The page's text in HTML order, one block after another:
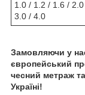
1.0 / 1.2 / 1.6 /
3.0 / 4.0
Замовляючи у
європейський
чесний метраж
Україні!